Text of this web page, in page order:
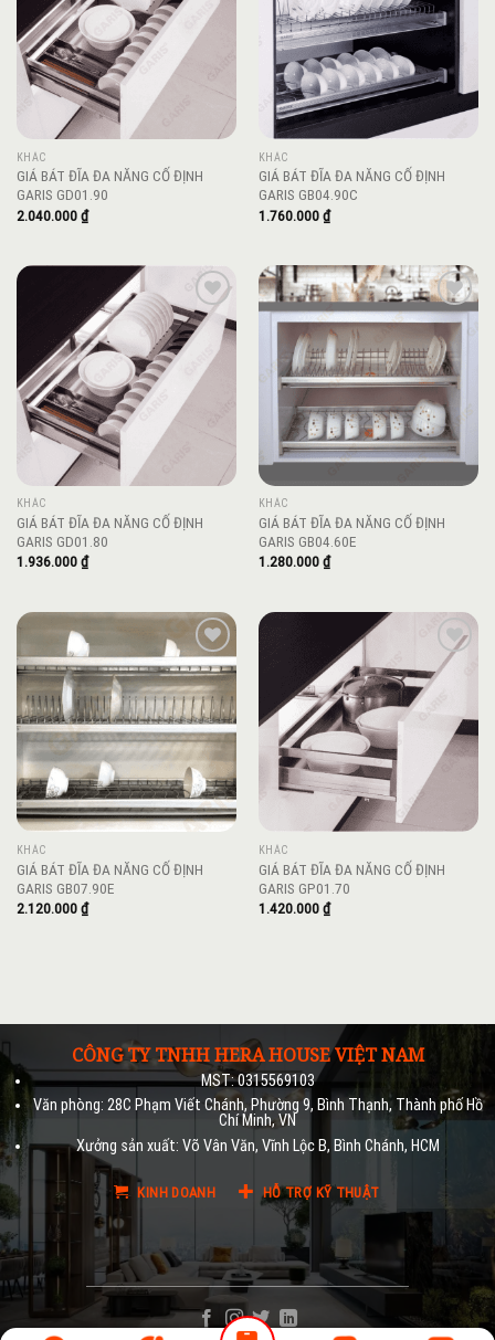
KHÁC
GIÁ BÁT ĐĨA ĐA NĂNG CỐ ĐỊNH
GARIS GD01.90
2.040.000₫
KHÁC
GIÁ BÁT ĐĨA ĐA NĂNG CỐ ĐỊNH
GARIS GB04.90C
1.760.000₫
Add to
wishlist
KHÁC
GIÁ BÁT ĐĨA ĐA NĂNG CỐ ĐỊNH
GARIS GD01.80
1.936.000₫
Add to
wishlist
KHÁC
GIÁ BÁT ĐĨA ĐA NĂNG CỐ ĐỊNH
GARIS GB04.60E
1.280.000₫
Add to
wishlist
KHÁC
GIÁ BÁT ĐĨA ĐA NĂNG CỐ ĐỊNH
GARIS GB07.90E
2.120.000₫
Add to
wishlist
KHÁC
GIÁ BÁT ĐĨA ĐA NĂNG CỐ ĐỊNH
GARIS GP01.70
1.420.000₫
CÔNG TY TNHH HERA HOUSE VIỆT NAM
MST: 0315569103
Văn phòng: 28C Phạm Viết Chánh, Phường 9, Bình Thạnh, Thành phố Hồ
Chí Minh, VN
Xưởng sản xuất: Võ Vân Văn, Vĩnh Lộc B, Bình Chánh, HCM
KINH DOANH HỖ TRỢ KỸ THUẬT